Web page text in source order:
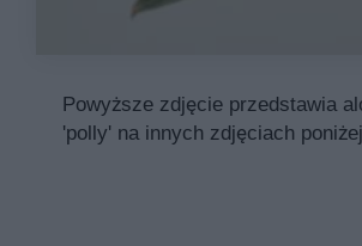
Powyższe zdjęcie przedstawia
'polly' na innych zdjęciach